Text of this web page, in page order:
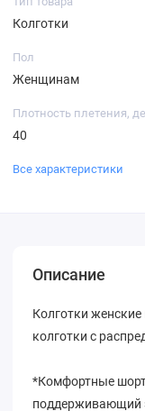
Колготки
Пол
Женщинам
Плотность плетения,
40
Все характеристики
Описание
Колготки женские
колготки с
*Комфортные
поддерживающий